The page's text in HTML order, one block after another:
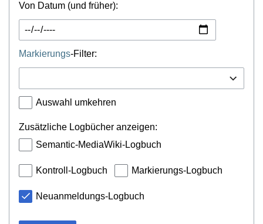
Von Datum (und früher):
Markierungs-Filter:
Auswahl umkehren
Zusätzliche Logbücher anzeigen:
Semantic-MediaWiki-Logbuch
Kontroll-Logbuch Markierungs-Logbuch
Neuanmeldungs-Logbuch